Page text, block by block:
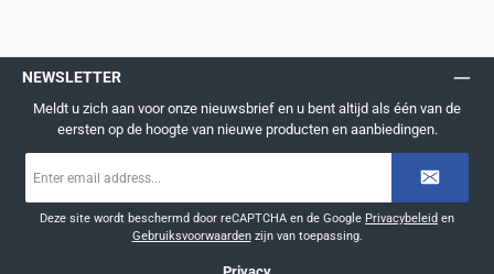
NEWSLETTER
Meldt u zich aan voor onze nieuwsbrief en u bent altijd als één van de
eersten op de hoogte van nieuwe producten en aanbiedingen.
mailadres
Deze site wordt beschermd door reCAPTCHA en de Google Privacybeleid en
Gebruiksvoorwaardenzijn van toepassing.